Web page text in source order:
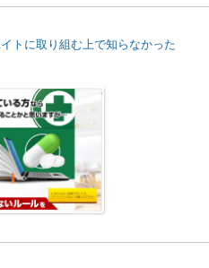
トに取り組む上で知らなかった